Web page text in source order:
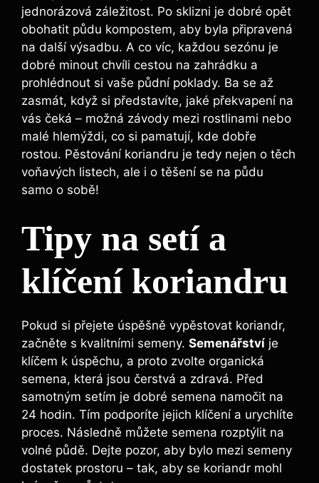
jednorázová záležitost. Po sklizni je dobré opět
obohatit půdu kompostem, aby byla připravená
na další výsadbu. A co víc, každou sezónu je
dobré minout chvíli cestou na zahrádku a
prohlédnout si vaše půdní poklady. Ba se až
zasmát, když si představíte, jaké překvapení na
vás čeká – možná závody mezi rostlinami nebo
malé hlemýždi, co si pamatují, kde dobře
rostou. Pěstování koriandru je tedy nejen o těch
voňavých listech, ale i o těšení se na půdu
samo o sobě!
Tipy na setí a
klíčení koriandru
Pokud si přejete úspěšně vypěstovat koriandr,
začněte s kvalitními semeny. Semenářství je
klíčem k úspěchu, a proto zvolte organická
semena, která jsou čerstvá a zdravá. Před
samotným setím je dobré semena namočit na
24 hodin. Tím podporíte jejich klíčení a urychlíte
proces. Následně můžete semena rozptýlit na
volné půdě. Dejte pozor, aby bylo mezi semeny
dostatek prostoru – tak, aby se koriandr mohl